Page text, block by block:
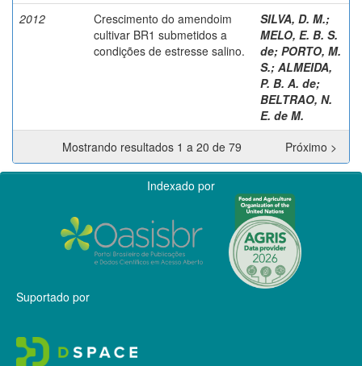
2012
Crescimento do amendoim
cultivar BR1 submetidos a
condições de estresse salino.
SILVA, D. M.;
MELO, E. B. S.
de; PORTO, M.
S.; ALMEIDA,
P. B. A. de;
BELTRAO, N.
E. de M.
Mostrando resultados 1 a 20 de 79
Próximo >
Indexado por
Suportado por